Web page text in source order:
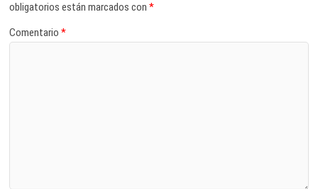
obligatorios están marcados con*
Comentario*